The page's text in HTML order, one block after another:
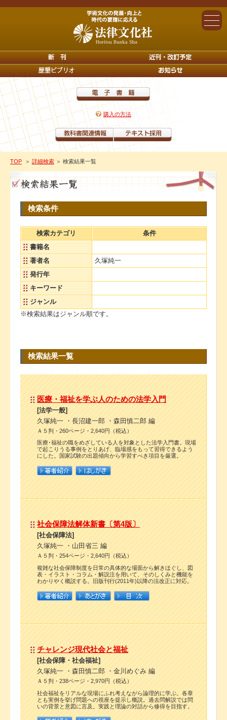
購入の方法
TOP ＞ 詳細検索 ＞ 検索結果一覧
検索条件
検索カテゴリ
条件
書籍名
著者名
久塚純一
発行年
キーワード
ジャンル
※検索結果はジャンル順です。
検索結果一覧
医療・福祉を学ぶ人のための法学入門
[法学一般]
久塚純一 ・長沼建一郎 ・森田慎二郎 編
Ａ５判・260ページ・2,640円（税込）
医療･福祉の職をめざしている人を対象とした法学入門書。現場
で起こりうる事例をとりあげ、臨場感をもって習得できるよう
にした。国家試験の出題傾向から学習すべき項目を厳選。
社会保障法解体新書〔第4版〕
[社会保障法]
久塚純一 ・山田省三 編
Ａ５判・254ページ・2,640円（税込）
複雑な社会保障制度を日常の具体的な場面から解きほぐし、図
表・イラスト・コラム・解説注を用いて、そのしくみと機能を
わかりやく概説する。旧版刊行(2011年)以降の法改正に対応。
チャレンジ現代社会と福祉
[社会保障・社会福祉]
久塚純一 ・森田慎二郎 ・金川めぐみ 編
Ａ５判・238ページ・2,970円（税込）
社会福祉をリアルな現場にふれ考えながら論理的に学ぶ。各章
とも実例を挙げ問題への視座を提示し概説。過去問解説では問
いの背景と意図に言及。実践と理論の対話から修得を目指す。